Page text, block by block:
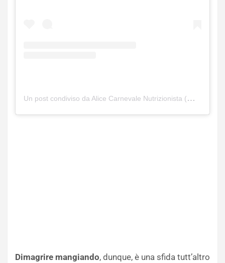
Un post condiviso da Alice Carnevale Nutrizionista (@soulfood_healthymind)
Dimagrire mangiando, dunque, è una sfida tutt’altro